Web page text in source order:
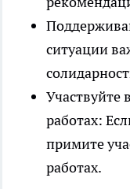
ситуации
Участвуйте
работах:
примите
работах.